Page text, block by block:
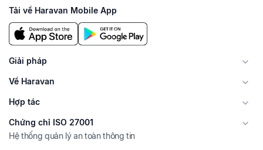
Tải về Haravan Mobile App
Giải pháp
Về Haravan
Hợp tác
Chứng chỉ ISO 27001
Hệ thống quản lý an toàn thông tin